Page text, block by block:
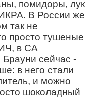
помидоры, лук
В России же
так не
просто тушеные
в СА
сейчас -
в него стали
и можно
шоколадный